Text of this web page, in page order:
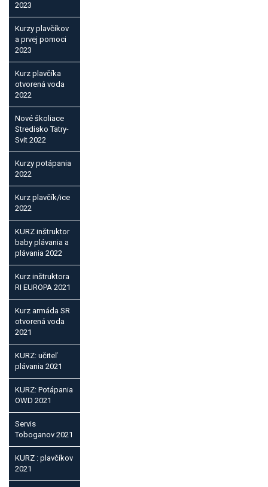
2023
Kurzy plavčíkov
a prvej pomoci
2023
Kurz plavčíka
otvorená voda
2022
Nové školiace
Stredisko Tatry-
Svit 2022
Kurzy potápania
2022
Kurz plavčík/ice
2022
KURZ inštruktor
baby plávania a
plávania 2022
Kurz inštruktora
RI EUROPA 2021
Kurz armáda SR
otvorená voda
2021
KURZ: učiteľ
plávania 2021
KURZ: Potápania
OWD 2021
Servis
Toboganov 2021
KURZ : plavčíkov
2021